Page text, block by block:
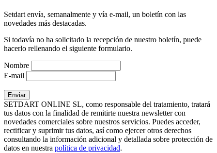
Setdart envía, semanalmente y vía e-mail, un boletín con las
novedades más destacadas.
Si todavía no ha solicitado la recepción de nuestro boletín, puede
hacerlo rellenando el siguiente formulario.
Nombre
E-mail
SETDART ONLINE SL, como responsable del tratamiento, tratará
tus datos con la finalidad de remitirte nuestra newsletter con
novedades comerciales sobre nuestros servicios. Puedes acceder,
rectificar y suprimir tus datos, así como ejercer otros derechos
consultando la información adicional y detallada sobre protección de
datos en nuestra política de privacidad.